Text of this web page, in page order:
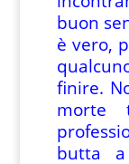
buon
è vero,
finire.
morte
butta